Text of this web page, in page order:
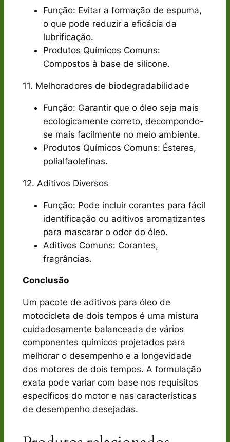
Função: Evitar a formação de espuma,
o que pode reduzir a eficácia da
lubrificação.
Produtos Químicos Comuns:
Compostos à base de silicone.
11. Melhoradores de biodegradabilidade
Função: Garantir que o óleo seja mais
ecologicamente correto, decompondo-
se mais facilmente no meio ambiente.
Produtos Químicos Comuns: Ésteres,
polialfaolefinas.
12. Aditivos Diversos
Função: Pode incluir corantes para fácil
identificação ou aditivos aromatizantes
para mascarar o odor do óleo.
Aditivos Comuns: Corantes,
fragrâncias.
Conclusão
Um pacote de aditivos para óleo de
motocicleta de dois tempos é uma mistura
cuidadosamente balanceada de vários
componentes químicos projetados para
melhorar o desempenho e a longevidade
dos motores de dois tempos. A formulação
exata pode variar com base nos requisitos
específicos do motor e nas características
de desempenho desejadas.